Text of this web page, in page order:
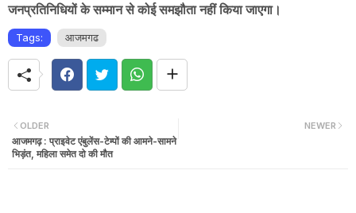
जनप्रतिनिधियों के सम्मान से कोई समझौता नहीं किया जाएगा।
Tags: आजमगढ
NEWER
OLDER
आजमगढ़ : प्राइवेट एंबुलेंस-टेम्पों की आमने-सामने
भिड़ंत, महिला समेत दो की मौत